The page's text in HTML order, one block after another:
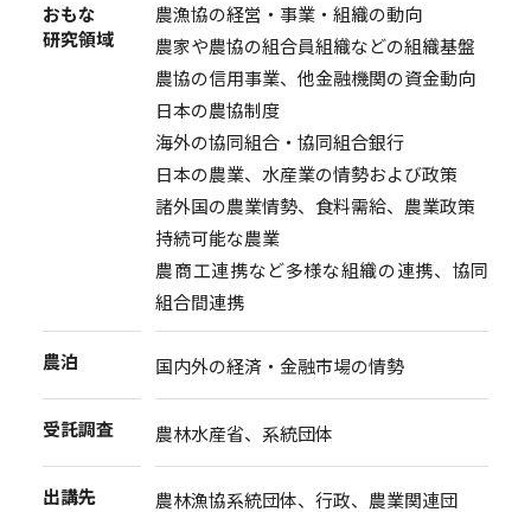
おもな
研究領域
農漁協の経営・事業・組織の動向
農家や農協の組合員組織などの組織基盤
農協の信用事業、他金融機関の資金動向
日本の農協制度
海外の協同組合・協同組合銀行
日本の農業、水産業の情勢および政策
諸外国の農業情勢、食料需給、農業政策
持続可能な農業
農商工連携など多様な組織の連携、協同
組合間連携
農泊 国内外の経済・金融市場の情勢
受託調査 農林水産省、系統団体
出講先
農林漁協系統団体、行政、農業関連団